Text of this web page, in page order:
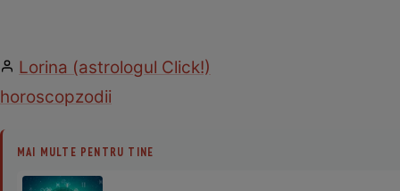
Lorina (astrologul Click!)
horoscopzodii
MAI MULTE PENTRU TINE